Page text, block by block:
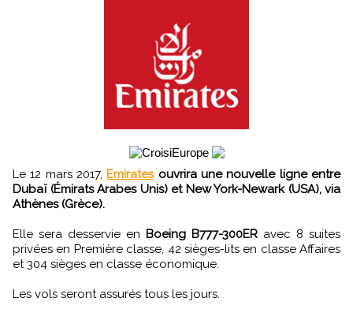
Le 12 mars 2017, Emirates ouvrira une nouvelle ligne entre
Dubaï (Émirats Arabes Unis) et New York-Newark (USA), via
Athènes (Grèce).
Elle sera desservie en Boeing B777-300ER avec 8 suites
privées en Première classe, 42 sièges-lits en classe Affaires
et 304 sièges en classe économique.
Les vols seront assurés tous les jours.